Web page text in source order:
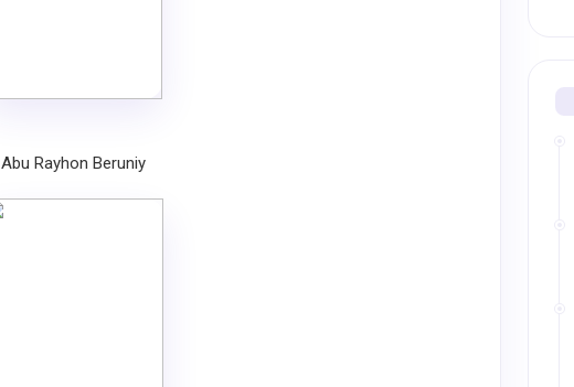
Abu Rayhon Beruniy